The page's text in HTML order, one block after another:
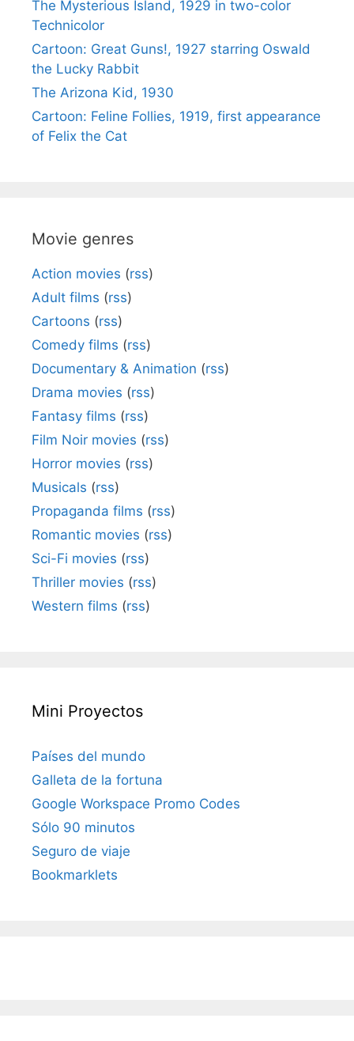
The Mysterious Island, 1929 in two-color
Technicolor
Cartoon: Great Guns!, 1927 starring Oswald
the Lucky Rabbit
The Arizona Kid, 1930
Cartoon: Feline Follies, 1919, first appearance
of Felix the Cat
Movie genres
Action movies (rss)
Adult films (rss)
Cartoons (rss)
Comedy films (rss)
Documentary & Animation (rss)
Drama movies (rss)
Fantasy films (rss)
Film Noir movies (rss)
Horror movies (rss)
Musicals (rss)
Propaganda films (rss)
Romantic movies (rss)
Sci-Fi movies (rss)
Thriller movies (rss)
Western films (rss)
Mini Proyectos
Países del mundo
Galleta de la fortuna
Google Workspace Promo Codes
Sólo 90 minutos
Seguro de viaje
Bookmarklets